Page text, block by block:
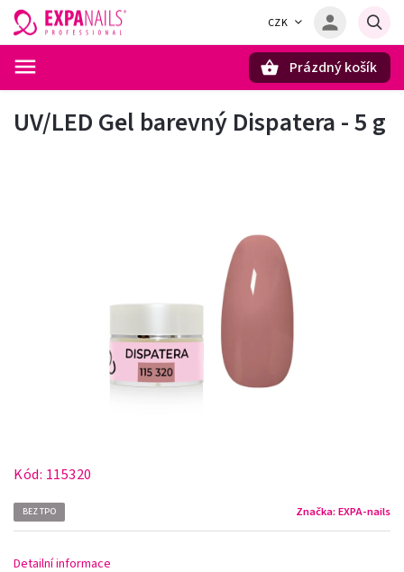
CZK
Prázdný košík
UV/LED Gel barevný Dispatera - 5 g
Kód: 115320
BEZ TPO Značka: EXPA-nails
Detailní informace